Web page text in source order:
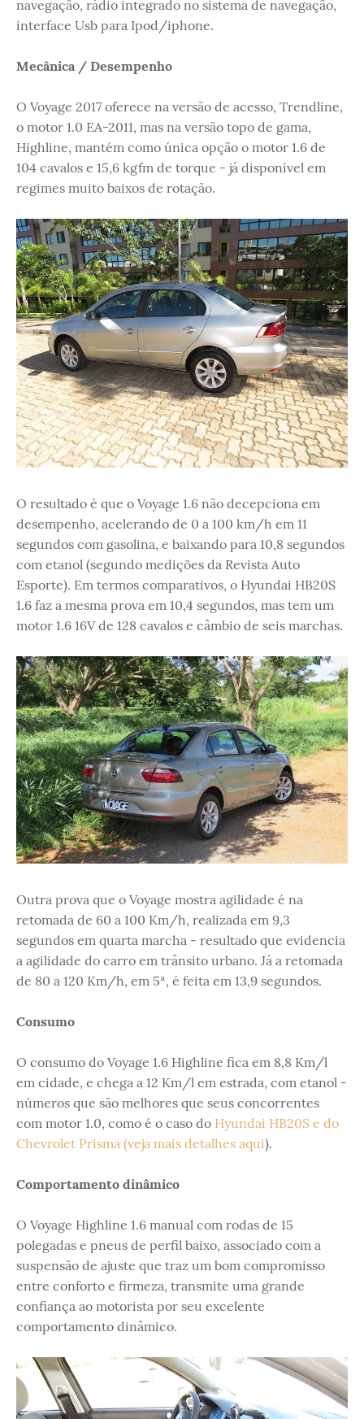
navegação, rádio integrado no sistema de navegação,
interface Usb para Ipod/iphone.
Mecânica / Desempenho
O Voyage 2017 oferece na versão de acesso, Trendline,
o motor 1.0 EA-2011, mas na versão topo de gama,
Highline, mantém como única opção o motor 1.6 de
104 cavalos e 15,6 kgfm de torque - já disponível em
regimes muito baixos de rotação.
O resultado é que o Voyage 1.6 não decepciona em
desempenho, acelerando de 0 a 100 km/h em 11
segundos com gasolina, e baixando para 10,8 segundos
com etanol (segundo medições da Revista Auto
Esporte). Em termos comparativos, o Hyundai HB20S
1.6 faz a mesma prova em 10,4 segundos, mas tem um
motor 1.6 16V de 128 cavalos e câmbio de seis marchas.
Outra prova que o Voyage mostra agilidade é na
retomada de 60 a 100 Km/h, realizada em 9,3
segundos em quarta marcha - resultado que evidencia
a agilidade do carro em trânsito urbano. Já a retomada
de 80 a 120 Km/h, em 5ª, é feita em 13,9 segundos.
Consumo
O consumo do Voyage 1.6 Highline fica em 8,8 Km/l
em cidade, e chega a 12 Km/l em estrada, com etanol -
números que são melhores que seus concorrentes
com motor 1.0, como é o caso do Hyundai HB20S e do
Chevrolet Prisma (veja mais detalhes aqui).
Comportamento dinâmico
O Voyage Highline 1.6 manual com rodas de 15
polegadas e pneus de perfil baixo, associado com a
suspensão de ajuste que traz um bom compromisso
entre conforto e firmeza, transmite uma grande
confiança ao motorista por seu excelente
comportamento dinâmico.